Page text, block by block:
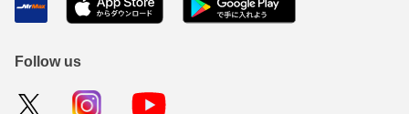
Follow us